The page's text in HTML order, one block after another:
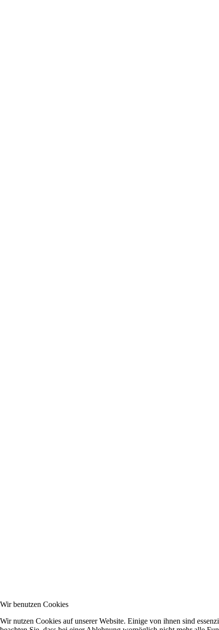
Wir benutzen Cookies
Wir nutzen Cookies auf unserer Website. Einige von ihnen sind